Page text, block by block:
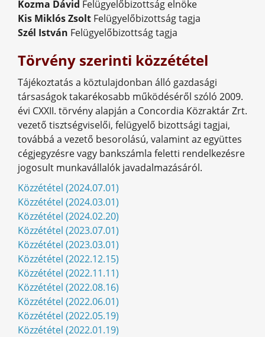
Kozma Dávid Felügyelőbizottság elnöke
Kis Miklós Zsolt Felügyelőbizottság tagja
Szél István Felügyelőbizottság tagja
Törvény szerinti közzététel
Tájékoztatás a köztulajdonban álló gazdasági
társaságok takarékosabb működéséről szóló 2009.
évi CXXII. törvény alapján a Concordia Közraktár Zrt.
vezető tisztségviselői, felügyelő bizottsági tagjai,
továbbá a vezető besorolású, valamint az együttes
cégjegyzésre vagy bankszámla feletti rendelkezésre
jogosult munkavállalók javadalmazásáról.
Közzététel (2024.07.01)
Közzététel (2024.03.01)
Közzététel (2024.02.20)
Közzététel (2023.07.01)
Közzététel (2023.03.01)
Közzététel (2022.12.15)
Közzététel (2022.11.11)
Közzététel (2022.08.16)
Közzététel (2022.06.01)
Közzététel (2022.05.19)
Közzététel (2022.01.19)